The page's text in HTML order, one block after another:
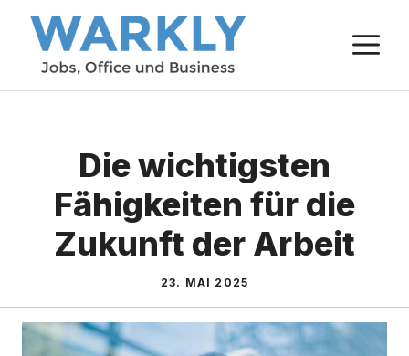
Zum
Inhalt
springen
Die wichtigsten
Fähigkeiten für die
Zukunft der Arbeit
23. MAI 2025